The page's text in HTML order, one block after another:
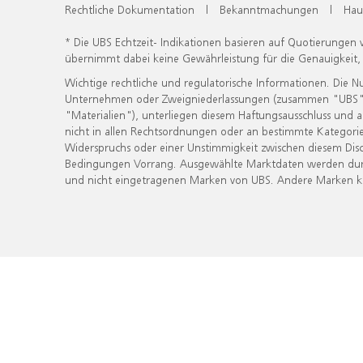
Rechtliche Dokumentation | Bekanntmachungen |
* Die UBS Echtzeit- Indikationen basieren auf
übernimmt dabei keine Gewährleistung für die
Wichtige rechtliche und regulatorische Informationen. Die
Unternehmen oder Zweigniederlassungen (zusammen
"Materialien"), unterliegen diesem Haftungsausschluss
nicht in allen Rechtsordnungen oder an bestimmte
Widerspruchs oder einer Unstimmigkeit zwischen diesem
Bedingungen Vorrang. Ausgewählte Marktdaten werden
und nicht eingetragenen Marken von UBS. Andere Marken